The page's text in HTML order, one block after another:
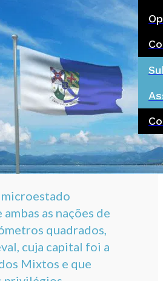
microestado
as nações de
quadrados,
cuja capital foi a
Mixtos e que